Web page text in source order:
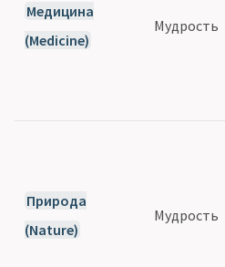
Медицина
(Medicine)
Мудрость
Природа
(Nature)
Мудрость